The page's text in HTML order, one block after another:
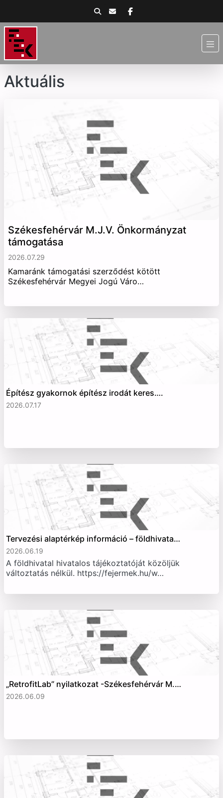
Aktuális
Székesfehérvár M.J.V. Önkormányzat
támogatása
2026.07.29
Kamaránk támogatási szerződést kötött
Székesfehérvár Megyei Jogú Váro…
Építész gyakornok építész irodát keres….
2026.07.17
Tervezési alaptérkép információ – földhivata…
2026.06.19
A földhivatal hivatalos tájékoztatóját közöljük
változtatás nélkül. https://fejermek.hu/w…
„RetrofitLab” nyilatkozat -Székesfehérvár M.…
2026.06.09